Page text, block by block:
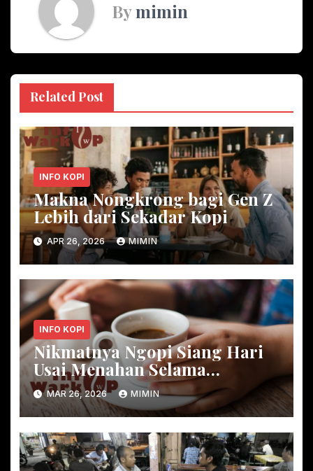
Bymimin
Related Post
INFO KOPI
Makna Nongkrong bagi Gen Z
Lebih dari Sekadar Kopi
APR 26, 2026 MIMIN
INFO KOPI
Nikmatnya Ngopi Siang Hari
Usai Menahan Selama
Ramadan
MAR 26, 2026 MIMIN